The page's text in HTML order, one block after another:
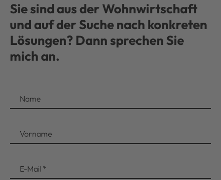
Sie sind aus der Wohnwirtschaft
und auf der Suche nach konkreten
Lösungen? Dann sprechen Sie
mich an.
Name
Vorname
E-Mail *